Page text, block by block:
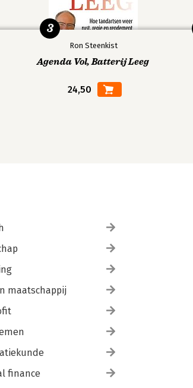
Ron Steenkist
Agenda Vol, Batterij Leeg
24,50
3
maatschappij
finance